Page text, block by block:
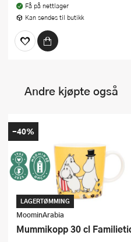
Få på nettlager
Kan sendes til butikk
Andre kjøpte også
LAGERTØMMING
MoominArabia
Mummikopp 30 cl
-40%